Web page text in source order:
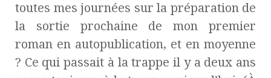
toutes mes journées sur la préparation de
la sortie prochaine de mon premier
roman en autopublication, et en moyenne
? Ce qui passait à la trappe il y a deux ans